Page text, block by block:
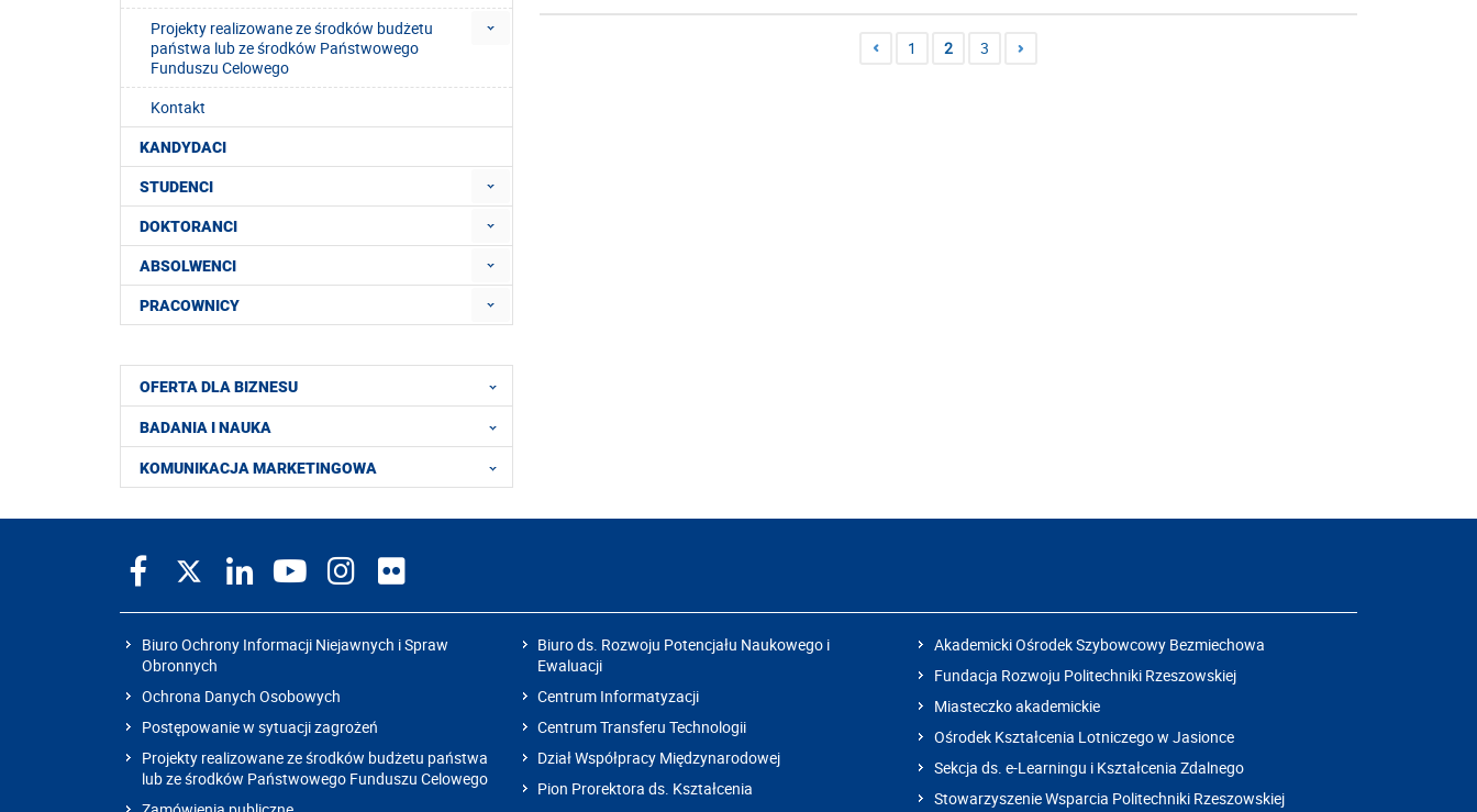
1 2 3
Projekty realizowane ze środków budżetu
państwa lub ze środków Państwowego
Funduszu Celowego
Kontakt
KANDYDACI
STUDENCI
DOKTORANCI
ABSOLWENCI
PRACOWNICY
OFERTA DLA BIZNESU
BADANIA I NAUKA
KOMUNIKACJA MARKETINGOWA
Biuro Ochrony Informacji Niejawnych i Spraw
Obronnych
Ochrona Danych Osobowych
Postępowanie w sytuacji zagrożeń
Projekty realizowane ze środków budżetu państwa
lub ze środków Państwowego Funduszu Celowego
Biuro ds. Rozwoju Potencjału Naukowego i
Ewaluacji
Centrum Informatyzacji
Centrum Transferu Technologii
Dział Współpracy Międzynarodowej
Pion Prorektora ds. Kształcenia
Akademicki Ośrodek Szybowcowy Bezmiechowa
Fundacja Rozwoju Politechniki Rzeszowskiej
Miasteczko akademickie
Ośrodek Kształcenia Lotniczego w Jasionce
Sekcja ds. e-Learningu i Kształcenia Zdalnego
Stowarzyszenie Wsparcia Politechniki Rzeszowskiej